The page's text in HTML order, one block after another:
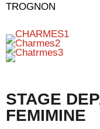
TROGNON
STAGE
FEMIMINE